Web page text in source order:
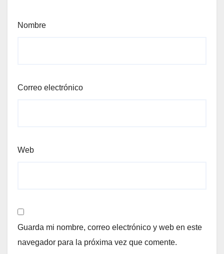
Nombre
Correo electrónico
Web
Guarda mi nombre, correo electrónico y web en este
navegador para la próxima vez que comente.